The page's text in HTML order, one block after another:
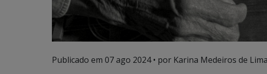
Publicado em 07 ago 2024• por Karina Medeiros de